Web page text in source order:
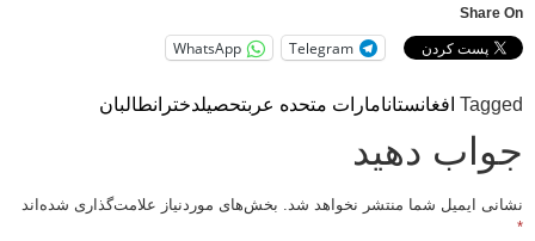
Share On
Telegram
WhatsApp
Tagged افغانستانامارات متحده عربتحصیلدختران طالبان
جواب دهید
نشانی ایمیل شما منتشر نخواهد شد. بخش‌های موردنیاز علامت‌گذاری شده‌اند